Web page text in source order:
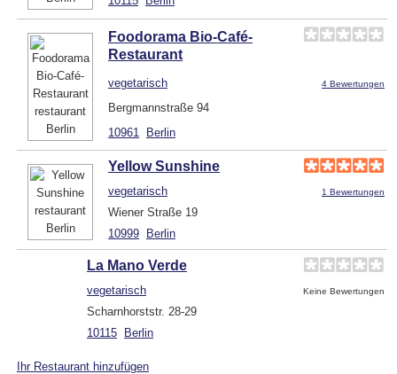
Foodorama Bio-Café-
Restaurant
vegetarisch 4 Bewertungen
Bergmannstraße 94
10961
Berlin
Yellow Sunshine
vegetarisch 1 Bewertungen
Wiener Straße 19
10999 Berlin
La Mano Verde
vegetarisch Keine Bewertungen
Scharnhorststr. 28-29
10115 Berlin
Ihr Restaurant hinzufügen